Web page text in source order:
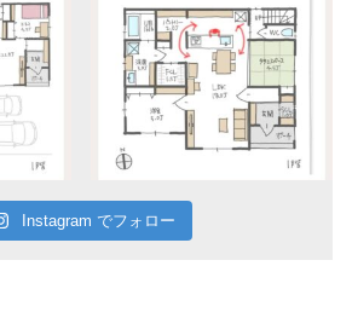
Instagram でフォロー